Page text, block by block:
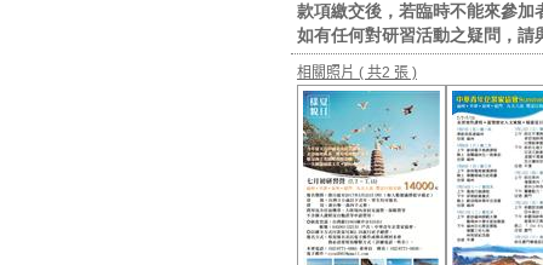
款項繳交後，若臨時不能來參
如有任何對研習活動之疑問，
相關照片 ( 共2 張 )